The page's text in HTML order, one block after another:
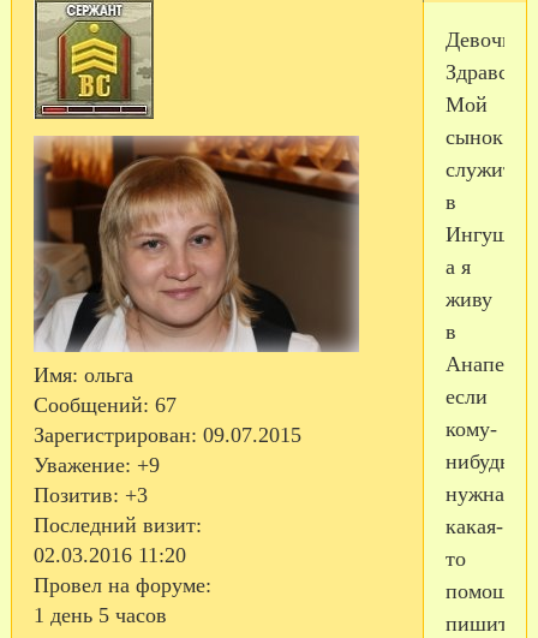
Имя: ольга
Сообщений: 67
Зарегистрирован: 09.07.2015
Уважение: +9
Позитив: +3
Последний визит:
02.03.2016 11:20
Провел на форуме:
1 день 5 часов
Девочки!
Мой
сынок
служит
в
а я
живу
в
Анапе,
если
кому-
нибудь
нужна
какая-
то
помощь,
пишите.